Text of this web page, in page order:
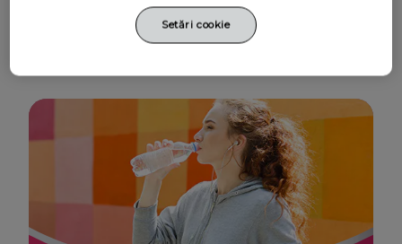
pentru tine
Setări cookie